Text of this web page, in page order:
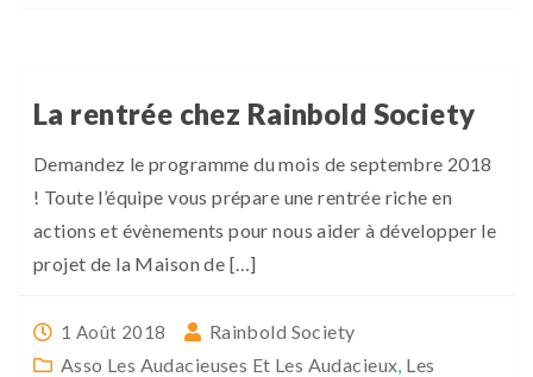
La rentrée chez Rainbold Society
Demandez le programme du mois de septembre 2018
! Toute l’équipe vous prépare une rentrée riche en
actions et évènements pour nous aider à développer le
projet de la Maison de […]
1 Août 2018
Rainbold Society
Asso Les Audacieuses Et Les Audacieux, Les